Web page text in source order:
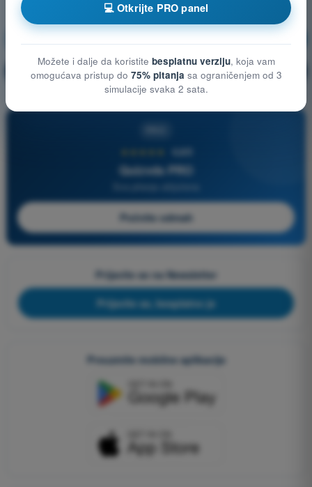
🔒 PRO Objašnjenje pitanja
4,6/5
Quizvds PRO
Počnite odmah
Prijavite se na Newsletter
Prijavite se, besplatno je
Preuzmite mobilne aplikacije
💻 Otkrijte PRO panel
Možete i dalje da koristite besplatnu verziju, koja vam
omogućava pristup do 75% pitanja sa ograničenjem od 3
simulacije svaka 2 sata.